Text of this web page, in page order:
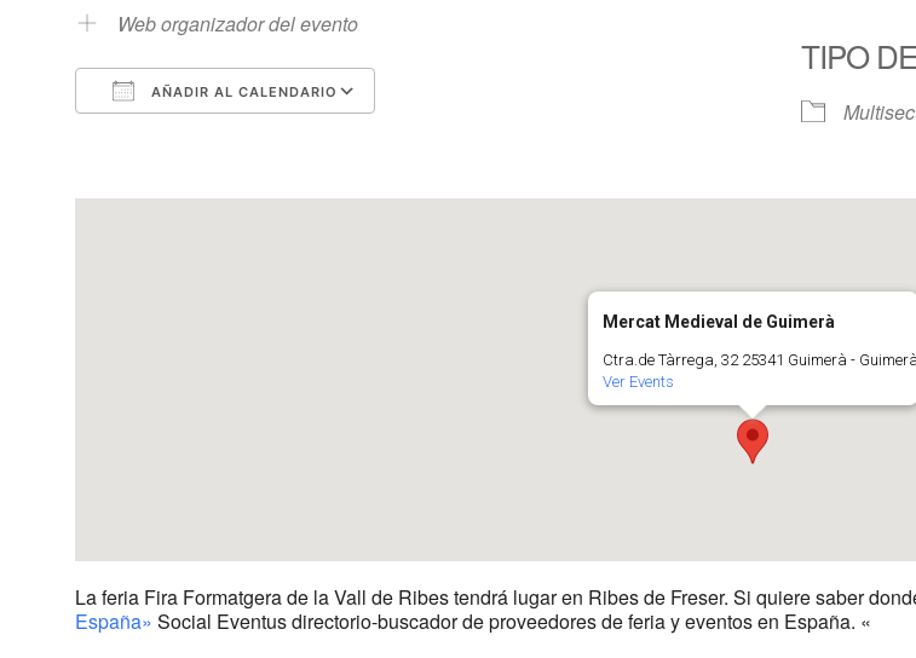
Web organizador del evento
AÑADIR AL CALENDARIO
TIPO
Mercat Medieval de Guimerà
Ctra.de Tàrrega, 32 25341 Guimerà - Guimerà
Ver Events
La feria Fira Formatgera de la Vall de Ribes tendrá lugar en Ribes de Freser. Si quiere saber
España» Social Eventus directorio-buscador de proveedores de feria y eventos en España. «